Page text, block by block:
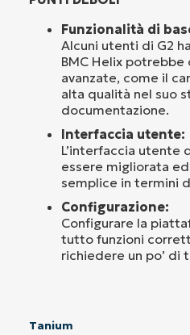
Funzionalità di
Alcuni utenti di G2
BMC Helix
avanzate, come il
alta qualità nel suo
documentazione.
Interfaccia utente:
L’interfaccia utente
essere migliorata
semplice in termini
Configurazione:
Configurare la
tutto funzioni
richiedere un po’ di
Tanium